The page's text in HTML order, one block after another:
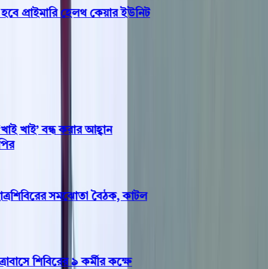
প্রাইমারি হেলথ কেয়ার ইউনিট
খাই’ বন্ধ করার আহ্বান
সমঝোতা বৈঠক, কাটল
শিবিরের ৯ কর্মীর কক্ষে